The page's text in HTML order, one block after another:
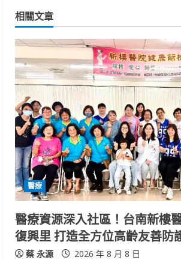
n
u
e
R
e
a
d
i
n
g
相關文章
醫療
醫療資源深入社區！台南新樓
復興里 打造全方位高齡友善防
蔡 永源 2026 年 8 月 8 日